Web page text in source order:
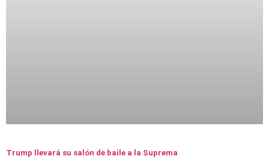
Trump llevará su salón de baile a la Suprema